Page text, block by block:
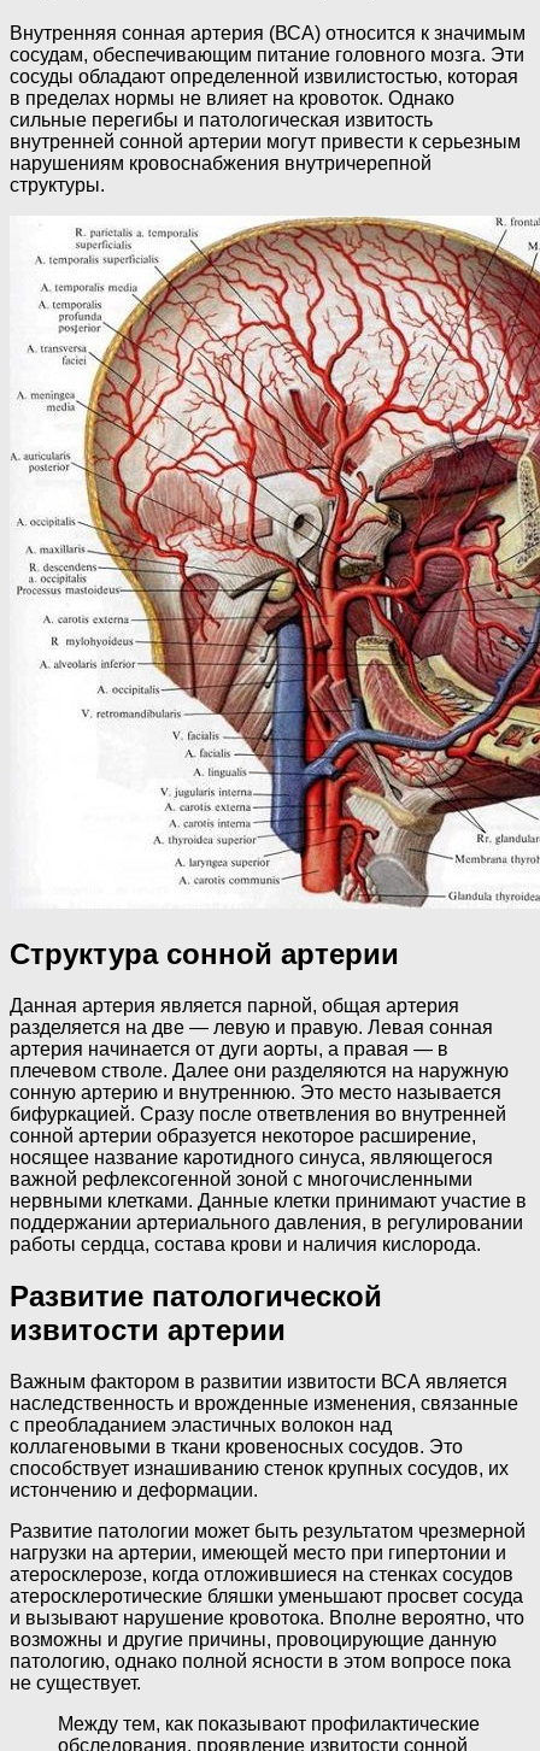
Внутренняя сонная артерия (ВСА) относится к значимым
сосудам, обеспечивающим питание головного мозга. Эти
сосуды обладают определенной извилистостью, которая
в пределах нормы не влияет на кровоток. Однако
сильные перегибы и патологическая извитость
внутренней сонной артерии могут привести к серьезным
нарушениям кровоснабжения внутричерепной
структуры.
Структура сонной артерии
Данная артерия является парной, общая артерия
разделяется на две — левую и правую. Левая сонная
артерия начинается от дуги аорты, а правая — в
плечевом стволе. Далее они разделяются на наружную
сонную артерию и внутреннюю. Это место называется
бифуркацией. Сразу после ответвления во внутренней
сонной артерии образуется некоторое расширение,
носящее название каротидного синуса, являющегося
важной рефлексогенной зоной с многочисленными
нервными клетками. Данные клетки принимают участие в
поддержании артериального давления, в регулировании
работы сердца, состава крови и наличия кислорода.
Развитие патологической
извитости артерии
Важным фактором в развитии извитости ВСА является
наследственность и врожденные изменения, связанные
с преобладанием эластичных волокон над
коллагеновыми в ткани кровеносных сосудов. Это
способствует изнашиванию стенок крупных сосудов, их
истончению и деформации.
Развитие патологии может быть результатом чрезмерной
нагрузки на артерии, имеющей место при гипертонии и
атеросклерозе, когда отложившиеся на стенках сосудов
атеросклеротические бляшки уменьшают просвет сосуда
и вызывают нарушение кровотока. Вполне вероятно, что
возможны и другие причины, провоцирующие данную
патологию, однако полной ясности в этом вопросе пока
не существует.
Между тем, как показывают профилактические
обследования, проявление извитости сонной